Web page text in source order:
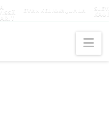
EVANKELIUMIJUHLA